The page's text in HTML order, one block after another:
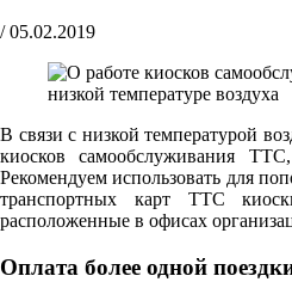
/ 05.02.2019
В связи с низкой температурой
киосков самообслуживания
Рекомендуем использовать для
транспортных карт ТТС
расположенные в офисах
Оплата более одной